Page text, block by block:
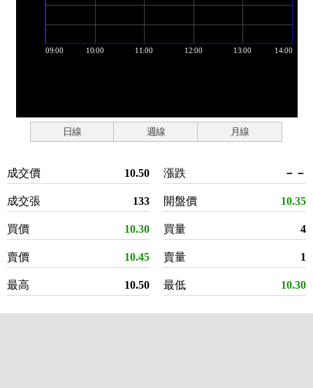
日線 週線 月線
成交價 10.50
成交張 133
買價 10.30
賣價 10.45
最高 10.50
漲跌 －－
開盤價 10.35
買量 4
賣量 1
最低 10.30